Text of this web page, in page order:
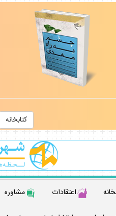
كتابخانه
اعتقادات مشاوره